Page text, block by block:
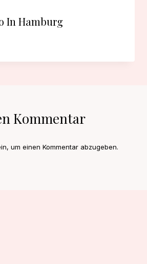
In Hamburg
Kommentar
um einen Kommentar abzugeben.